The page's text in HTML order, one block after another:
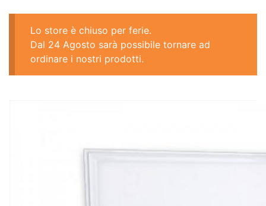
Lo store è chiuso per ferie.
Dal 24 Agosto sarà possibile tornare ad
ordinare i nostri prodotti.